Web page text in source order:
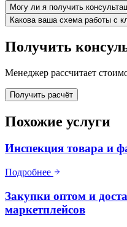
Могу ли я получить
Какова ваша схема работы с
Получить
Менеджер рассчитает
Получить расчёт
Похожие услуги
Инспекция товара и
Подробнее
Закупки оптом и
маркетплейсов